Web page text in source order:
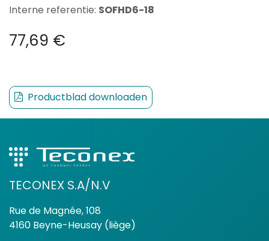
Interne referentie: SOFHD6-18
77,69 €
Productblad downloaden
TECONEX S.A/N.V
Rue de Magnée, 108
4160 Beyne-Heusay (liège)